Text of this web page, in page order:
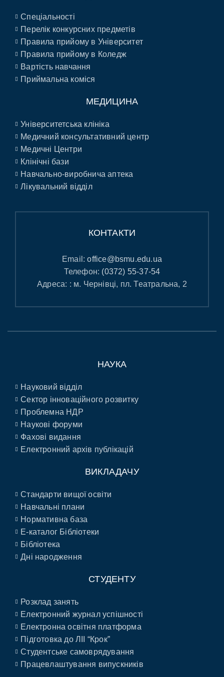
Спеціальності
Перелік конкурсних предметів
Правила прийому в Університет
Правила прийому в Коледж
Вартість навчання
Приймальна коміся
МЕДИЦИНА
Університетська клініка
Медичний консультативний центр
Медичні Центри
Клінічні бази
Навчально-виробнича аптека
Лікувальний відділ
КОНТАКТИ
Email:office@bsmu.edu.ua
Телефон: (0372) 55-37-54
Адреса: : м. Чернівці, пл. Театральна, 2
НАУКА
Науковий відділ
Сектор інноваційного розвитку
Проблемна НДР
Наукові форуми
Фахові видання
Електронний архів публікацій
ВИКЛАДАЧУ
Стандарти вищої освіти
Навчальні плани
Нормативна база
E-каталог Бібліотеки
Бібліотека
Дні народження
СТУДЕНТУ
Розклад занять
Електронний журнал успішності
Електронна освітня платформа
Підготовка до ЛІІ “Крок”
Студентське самоврядування
Працевлаштування випускників